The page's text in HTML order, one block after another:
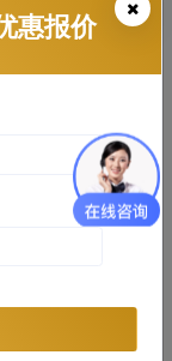
惠报价